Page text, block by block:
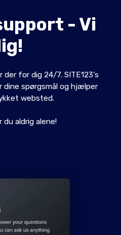
- Vi
for dig 24/7. SITE123's
spørgsmål og hjælper
websted.
aldrig alene!